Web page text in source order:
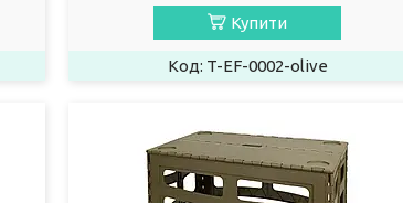
Купити
T-EF-0002-olive